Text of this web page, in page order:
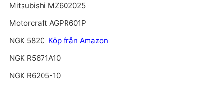
Mitsubishi MZ602025
Motorcraft AGPR601P
NGK 5820 Köp från Amazon
NGK R5671A10
NGK R6205-10